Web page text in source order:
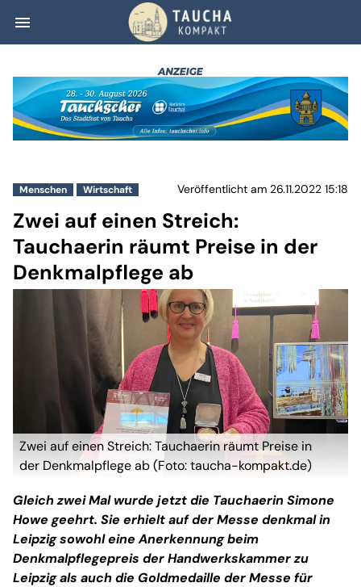
menu Zwei auf einen
Menschen Wirtschaft Veröffentlicht am 26.11.2022 15:18
Zwei auf einen Streich:
Tauchaerin räumt Preise in der
Denkmalpflege ab
Zwei auf einen Streich: Tauchaerin räumt Preise in
der Denkmalpflege ab (Foto: taucha-kompakt.de)
Gleich zwei Mal wurde jetzt die Tauchaerin Simone
Howe geehrt. Sie erhielt auf der Messe denkmalin
Leipzig sowohl eine Anerkennung beim
Denkmalpflegepreis der Handwerkskammer zu
Leipzig als auch die Goldmedaille der Messe für